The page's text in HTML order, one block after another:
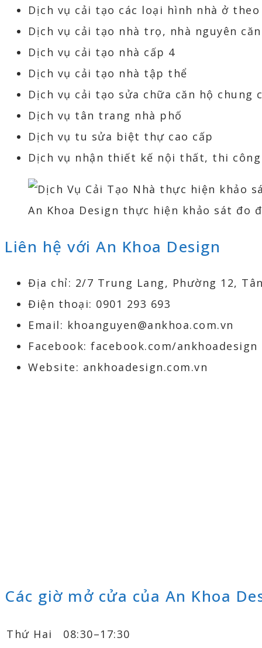
Dịch vụ cải tạo các loại hình nhà ở
Dịch vụ cải tạo nhà trọ, nhà nguyên
Dịch vụ cải tạo nhà cấp 4
Dịch vụ cải tạo nhà tập thể
Dịch vụ cải tạo sửa chữa căn hộ chung
Dịch vụ tân trang nhà phố
Dịch vụ tu sửa biệt thự cao cấp
Dịch vụ nhận thiết kế nội thất, thi
An Khoa Design thực hiện khảo sát đo
Liên hệ với An Khoa Design
Địa chỉ: 2/7 Trung Lang, Phường 12,
Điện thoại: 0901 293 693
Email: khoanguyen@ankhoa.com.vn
Facebook: facebook.com/ankhoadesign
Website: ankhoadesign.com.vn
Các giờ mở cửa của An Khoa
Thứ Hai
08:30–17:30